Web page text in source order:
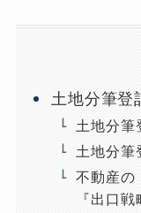
土地分筆登
土地分筆
土地分筆
不動産の
『出口